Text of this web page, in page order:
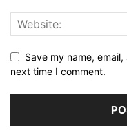
Save my name,
next time I comment.